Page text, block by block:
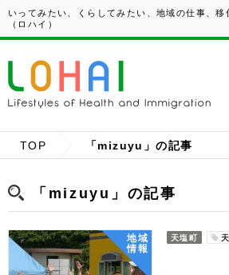
いってみたい、くらしてみたい、地域の仕事、
（ロハイ）
TOP 「mizuyu」の記事
「mizuyu」の記事
地域
情報
天塩町